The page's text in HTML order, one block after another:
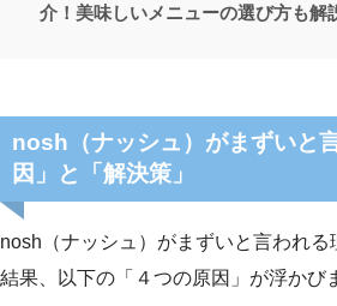
介！美味しいメニューの選び方も解
nosh（ナッシュ）がまずいと
因」と「解決策」
nosh（ナッシュ）がまずいと言われる
結果、以下の「４つの原因」が浮かび